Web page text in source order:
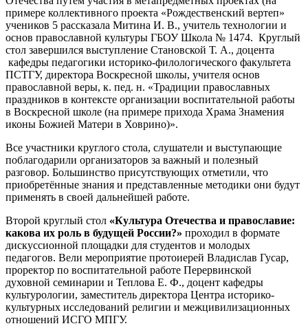
примере коллективного проекта «Рождественский вертеп»
учеников 5 рассказала Митина И. В., учитель технологии и
основ православной культуры ГБОУ Школа № 1474. Круглый
стол завершился выступление Становской Т. А., доцента
кафедры педагогики историко-филологического факультета
ПСТГУ, директора Воскресной школы, учителя основ
православной веры, к. пед. н. «Традиции православных
праздников в контексте организации воспитательной работы
в Воскресной школе (на примере прихода Храма Знамения
иконы Божией Матери в Ховрино)».
Все участники круглого стола, слушатели и выступающие
поблагодарили организаторов за важный и полезный
разговор. Большинство присутствующих отметили, что
приобретённые знания и представленные методики они будут
применять в своей дальнейшей работе.
Второй круглый стол «Культура Отечества и православие:
какова их роль в будущей России?» проходил в формате
дискуссионной площадки для студентов и молодых
педагогов. Вели мероприятие протоиерей Владислав Гусар,
проректор по воспитательной работе Перервинской
духовной семинарии и Теплова Е. Ф., доцент кафедры
культурологии, заместитель директора Центра историко-
культурных исследований религии и межцивилизационных
отношений ИСГО МПГУ.